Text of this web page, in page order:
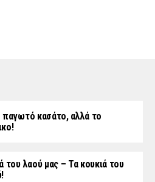
παγωτό κασάτο, αλλά το
του λαού μας – Τα κουκιά του